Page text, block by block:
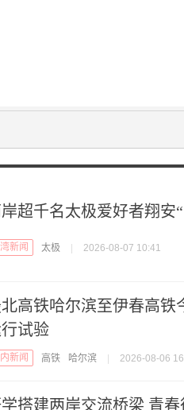
超千名太极爱好者翔安
新闻 太极 2026-08-07 10:41
高铁哈尔滨至伊春高铁
试验
新闻 高铁 哈尔滨 2026-08-06
搭建两岸交流桥梁 青